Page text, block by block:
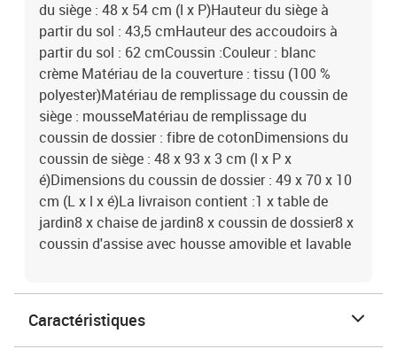
du siège : 48 x 54 cm (l x P)Hauteur du siège à
partir du sol : 43,5 cmHauteur des accoudoirs à
partir du sol : 62 cmCoussin :Couleur : blanc
crème Matériau de la couverture : tissu (100 %
polyester)Matériau de remplissage du coussin de
siège : mousseMatériau de remplissage du
coussin de dossier : fibre de cotonDimensions du
coussin de siège : 48 x 93 x 3 cm (l x P x
é)Dimensions du coussin de dossier : 49 x 70 x 10
cm (L x l x é)La livraison contient :1 x table de
jardin8 x chaise de jardin8 x coussin de dossier8 x
coussin d'assise avec housse amovible et lavable
Caractéristiques